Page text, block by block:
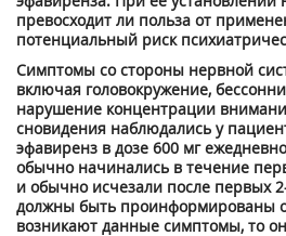
превосходит ли польза от
потенциальный риск
Симптомы со стороны нервной
включая головокружение,
нарушение концентрации
сновидения наблюдались у
эфавиренз в дозе 600 мг
обычно начинались в течение
и обычно исчезали после первых
должны быть проинформированы
возникают данные симптомы, то